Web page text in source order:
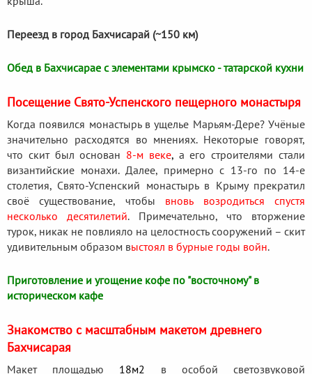
Переезд в город Бахчисарай (~150 км)
Обед в Бахчисарае с элементами крымско - татарской кухни
Посещение Свято-Успенского пещерного монастыря
Когда появился монастырь в ущелье Марьям-Дере? Учёные
значительно расходятся во мнениях. Некоторые говорят,
что скит был основан 8-м веке,а его строителями стали
византийские монахи. Далее, примерно с 13-го по 14-е
столетия, Свято-Успенский монастырь в Крыму прекратил
своё существование, чтобы вновь возродиться спустя
несколько десятилетий. Примечательно, что вторжение
турок, никак не повлияло на целостность сооружений – скит
удивительным образом выстоял в бурные годы войн.
Приготовление и угощение кофе по "восточному" в
историческом кафе
Знакомство с масштабным макетом древнего
Бахчисарая
Макет площадью 18м2 в особой светозвуковой